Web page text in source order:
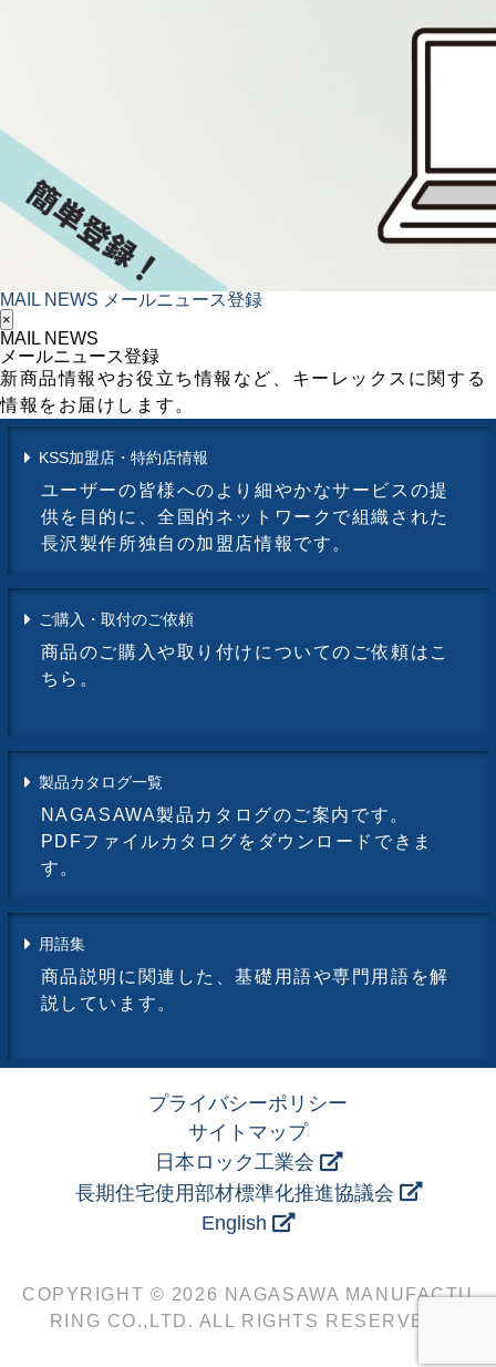
MAIL NEWS メールニュース登録
×
MAIL NEWS
メールニュース登録
新商品情報やお役立ち情報など、キーレックスに関する
情報をお届けします。
KSS加盟店・特約店情報
ユーザーの皆様へのより細やかなサービスの提
供を目的に、全国的ネットワークで組織された
長沢製作所独自の加盟店情報です。
ご購入・取付のご依頼
商品のご購入や取り付けについてのご依頼はこ
ちら。
製品カタログ一覧
NAGASAWA製品カタログのご案内です。
PDFファイルカタログをダウンロードできま
す。
用語集
商品説明に関連した、基礎用語や専門用語を解
説しています。
プライバシーポリシー
サイトマップ
日本ロック工業会
長期住宅使用部材標準化推進協議会
English
COPYRIGHT © 2026 NAGASAWA MANUFACTU
RING CO.,LTD. ALL RIGHTS RESERVED.